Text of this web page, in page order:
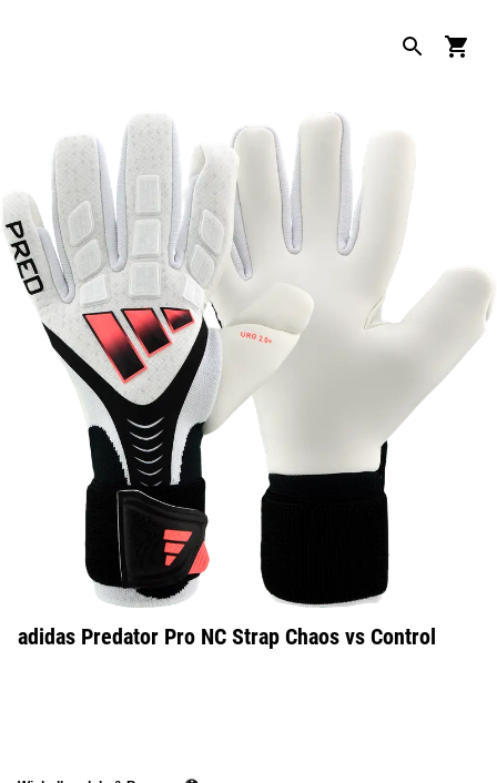
adidas Predator Pro NC Strap Chaos vs Control